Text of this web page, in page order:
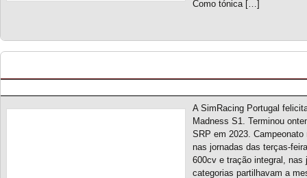
Como tónica […]
A SimRacing Portugal
Madness S1. Terminou
SRP em 2023.
nas jornadas das terças-
600cv e tração integral,
categorias partilhavam a